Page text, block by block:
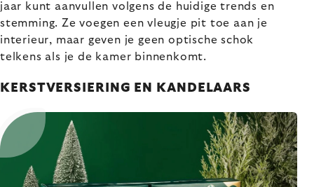
jaar kunt aanvullen volgens de huidige trends en
stemming. Ze voegen een vleugje pit toe aan je
interieur, maar geven je geen optische schok
telkens als je de kamer binnenkomt.
KERSTVERSIERING EN KANDELAARS